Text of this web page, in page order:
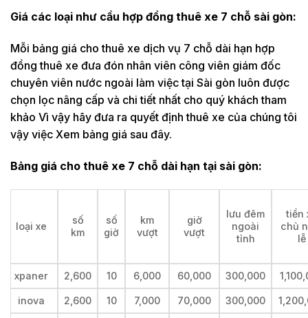
Giá các loại như cầu hợp đồng thuê xe 7 chỗ sài gòn:
Mỗi bảng giá cho thuê xe dịch vụ 7 chỗ dài hạn hợp
đồng thuê xe đưa đón nhân viên công viên giám đốc
chuyên viên nước ngoài làm việc tại Sài gòn luôn được
chọn lọc nâng cấp và chi tiết nhất cho quý khách tham
khảo Vì vậy hãy đưa ra quyết định thuê xe của chúng tôi
vậy việc Xem bảng giá sau đây.
Bảng giá cho thuê xe 7 chỗ dài hạn tại sài gòn:
loại xe
số
km
số
giờ
km
vượt
giờ
vượt
lưu đêm
ngoài
tỉnh
tiền
chủ
lễ
xpaner 2,600 10 6,000 60,000 300,000
inova 2,600 10 7,000 70,000 300,000